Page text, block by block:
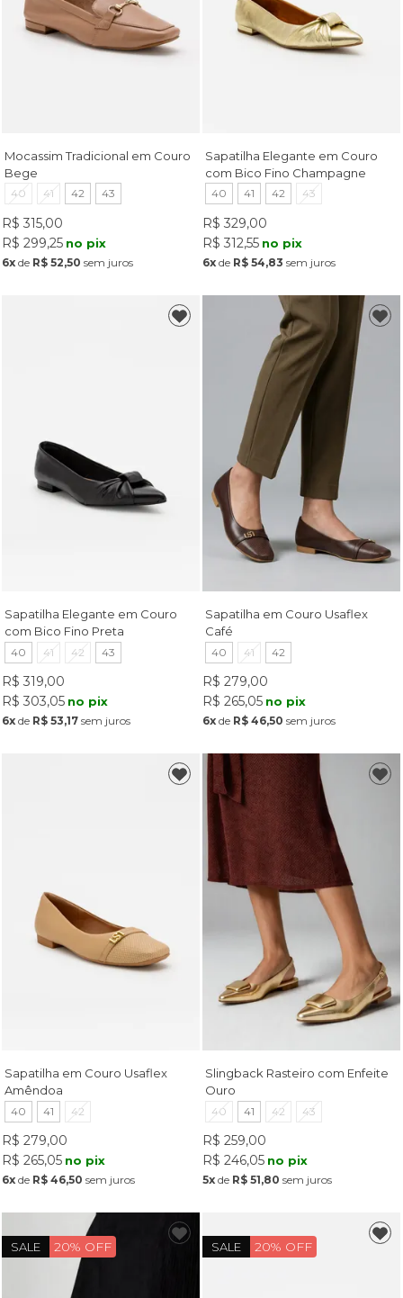
Mocassim Tradicional em Couro
Bege
40 41 42 43
R$ 315,00
R$ 299,25 no pix
6xde R$ 52,50 sem juros
Sapatilha Elegante em Couro
com Bico Fino Champagne
40 41 42 43
R$ 329,00
R$ 312,55 no pix
6x de R$ 54,83 sem juros
Sapatilha Elegante em Couro
com Bico Fino Preta
40 41 42 43
R$ 319,00
R$ 303,05 no pix
6xde R$ 53,17sem juros
Sapatilha em Couro Usaflex
Café
40 41 42
R$ 279,00
R$ 265,05 no pix
6x de R$ 46,50 sem juros
Sapatilha em Couro Usaflex
Amêndoa
40 41 42
R$ 279,00
R$ 265,05 no pix
6xde R$ 46,50 sem juros
Slingback Rasteiro com Enfeite
Ouro
40 41 42 43
R$ 259,00
R$ 246,05 no pix
5x de R$ 51,80 sem juros
SALE 20% OFF SALE 20% OFF